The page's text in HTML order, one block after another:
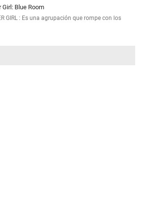
Girl: Blue Room
GIRL : Es una agrupación que rompe con los